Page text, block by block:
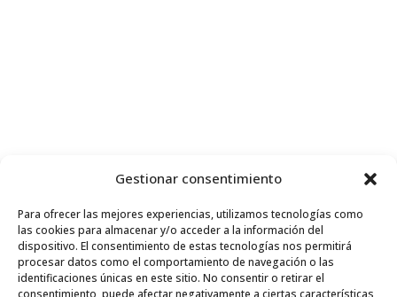
Gestionar consentimiento
Para ofrecer las mejores experiencias, utilizamos tecnologías como
las cookies para almacenar y/o acceder a la información del
dispositivo. El consentimiento de estas tecnologías nos permitirá
procesar datos como el comportamiento de navegación o las
identificaciones únicas en este sitio. No consentir o retirar el
consentimiento, puede afectar negativamente a ciertas características